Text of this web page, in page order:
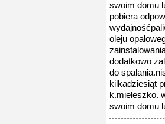
swoim domu
pobiera
oleju
dodatkowo
do
kilkadziesiąt
k.mieleszko.
swoim domu